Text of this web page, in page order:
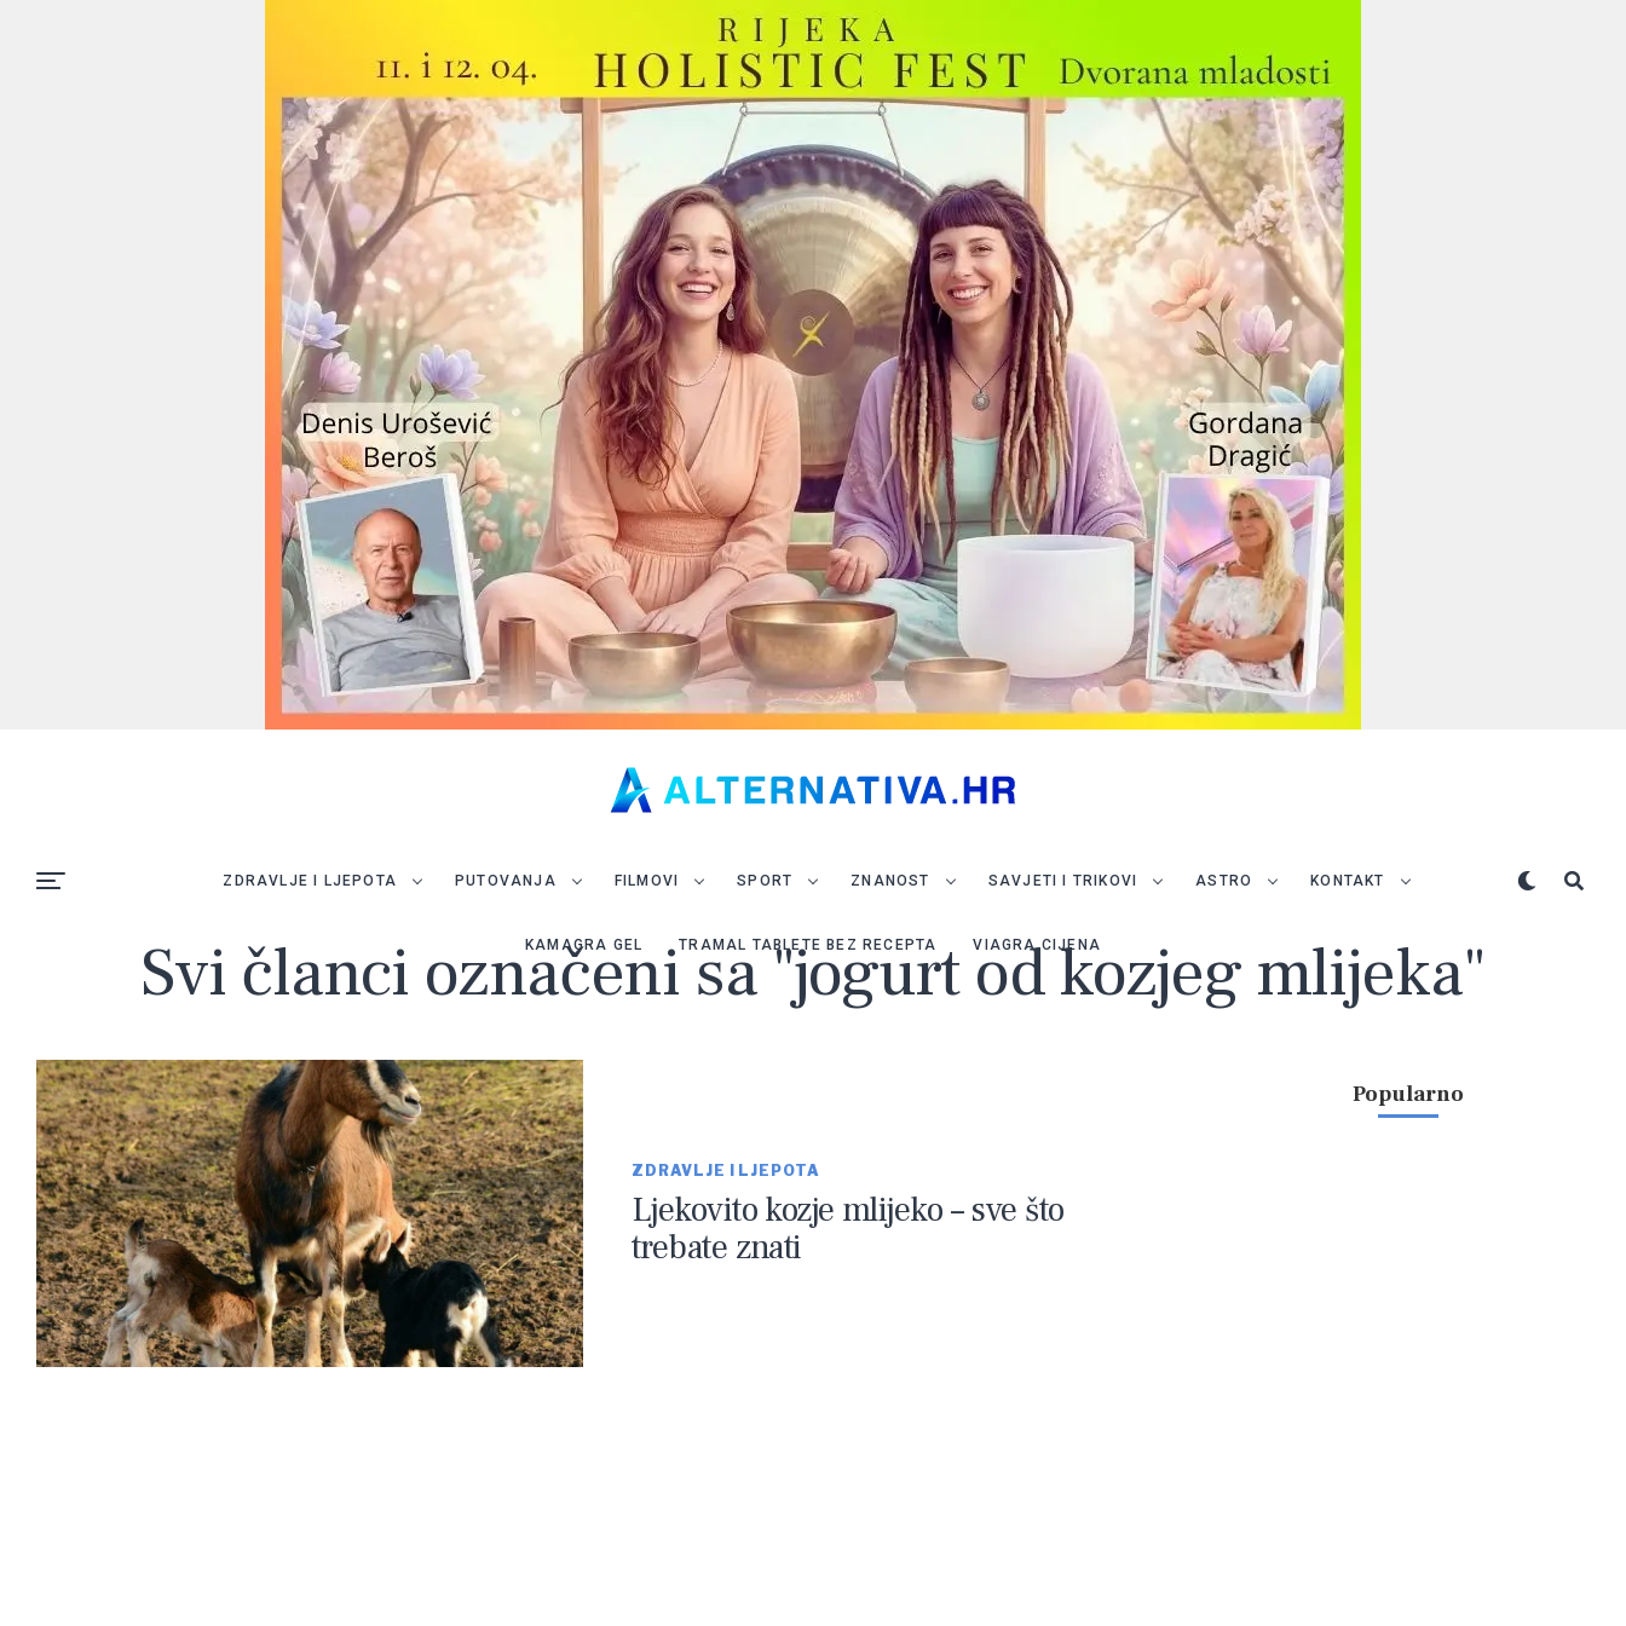
ZDRAVLJE I LJEPOTA PUTOVANJA FILMOVI SPORT ZNANOST SAVJETI I TRIKOVI ASTRO KONTAKT
KAMAGRA GEL TRAMAL TABLETE BEZ RECEPTA VIAGRA CIJENA
Svi članci označeni sa "jogurt od kozjeg mlijeka"
ZDRAVLJE I LJEPOTA
Ljekovito kozje mlijeko – sve što
trebate znati
Popularno